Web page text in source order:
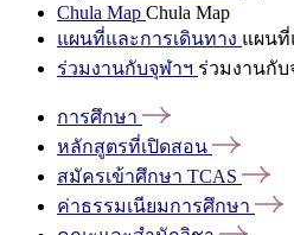
Chula Map Chula Map
แผนที่และการเดินทาง แผนที่
ร่วมงานกับจุฬาฯ ร่วมงานกับ
การศึกษา
หลักสูตรที่เปิดสอน
สมัครเข้าศึกษา TCAS
ค่าธรรมเนียมการศึกษา